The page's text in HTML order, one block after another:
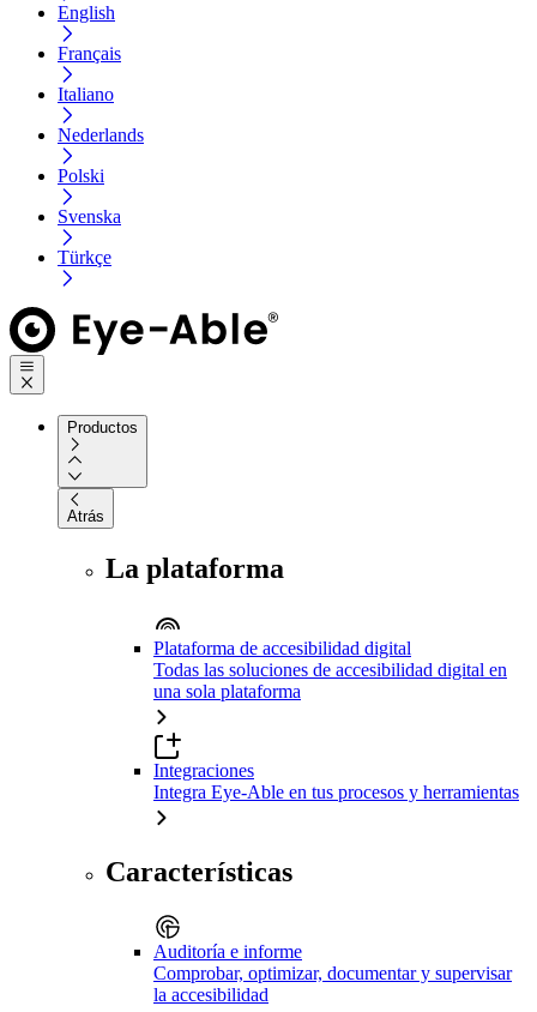
English
Français
Italiano
Nederlands
Polski
Svenska
Türkçe
Productos
Atrás
La plataforma
Plataforma de accesibilidad digital
Todas las soluciones de accesibilidad digital en
una sola plataforma
Integraciones
Integra Eye-Able en tus procesos y herramientas
Características
Auditoría e informe
Comprobar, optimizar, documentar y supervisar
la accesibilidad